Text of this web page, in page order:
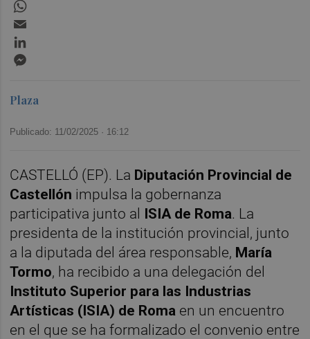
Plaza
Publicado: 11/02/2025 · 16:12
CASTELLÓ (EP). La Diputación Provincial de
Castellón impulsa la gobernanza
participativa junto al ISIA de Roma. La
presidenta de la institución provincial, junto
a la diputada del área responsable, María
Tormo, ha recibido a una delegación del
Instituto Superior para las Industrias
Artísticas (ISIA) de Roma en un encuentro
en el que se ha formalizado el convenio entre